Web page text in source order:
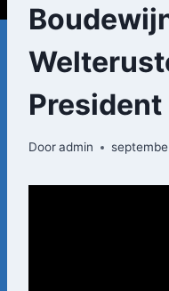
Dooradmin